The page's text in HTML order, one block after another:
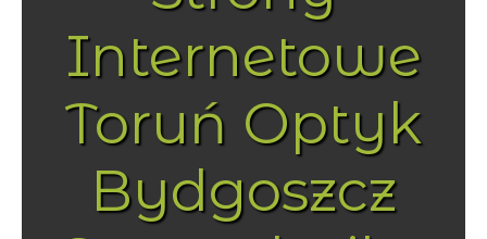
Internetowe
Toruń Optyk
Bydgoszcz